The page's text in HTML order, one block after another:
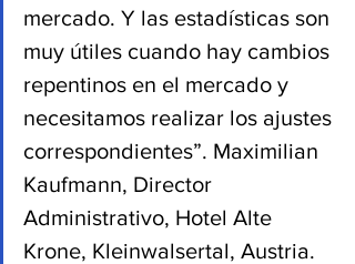
mercado. Y las estadísticas son
muy útiles cuando hay cambios
repentinos en el mercado y
necesitamos realizar los ajustes
correspondientes”. Maximilian
Kaufmann, Director
Administrativo, Hotel Alte
Krone, Kleinwalsertal, Austria.